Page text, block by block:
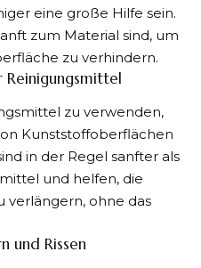
eine große Hilfe sein.
zum Material sind, um
zu verhindern.
Reinigungsmittel
zu verwenden,
Kunststoffoberflächen
in der Regel sanfter als
und helfen, die
verlängern, ohne das
und Rissen